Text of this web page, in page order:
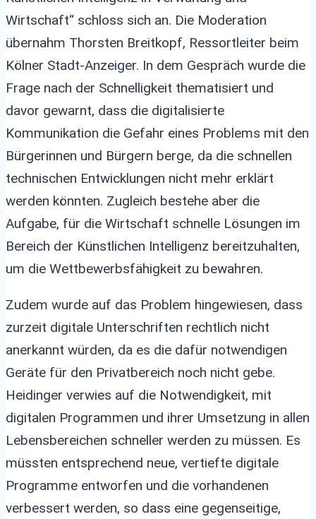
Wirtschaft“ schloss sich an. Die Moderation
übernahm Thorsten Breitkopf, Ressortleiter beim
Kölner Stadt-Anzeiger. In dem Gespräch wurde die
Frage nach der Schnelligkeit thematisiert und
davor gewarnt, dass die digitalisierte
Kommunikation die Gefahr eines Problems mit den
Bürgerinnen und Bürgern berge, da die schnellen
technischen Entwicklungen nicht mehr erklärt
werden könnten. Zugleich bestehe aber die
Aufgabe, für die Wirtschaft schnelle Lösungen im
Bereich der Künstlichen Intelligenz bereitzuhalten,
um die Wettbewerbsfähigkeit zu bewahren.
Zudem wurde auf das Problem hingewiesen, dass
zurzeit digitale Unterschriften rechtlich nicht
anerkannt würden, da es die dafür notwendigen
Geräte für den Privatbereich noch nicht gebe.
Heidinger verwies auf die Notwendigkeit, mit
digitalen Programmen und ihrer Umsetzung in allen
Lebensbereichen schneller werden zu müssen. Es
müssten entsprechend neue, vertiefte digitale
Programme entworfen und die vorhandenen
verbessert werden, so dass eine gegenseitige,